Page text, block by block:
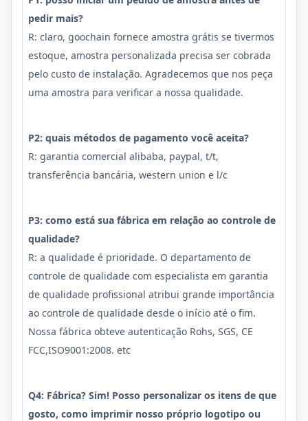
pedir mais?
R: claro, goochain fornece amostra grátis se tivermos
estoque, amostra personalizada precisa ser cobrada
pelo custo de instalação. Agradecemos que nos peça
uma amostra para verificar a nossa qualidade.
P2: quais métodos de pagamento você aceita?
R: garantia comercial alibaba, paypal, t/t,
transferência bancária, western union e l/c
P3: como está sua fábrica em relação ao controle de
qualidade?
R: a qualidade é prioridade. O departamento de
controle de qualidade com especialista em garantia
de qualidade profissional atribui grande importância
ao controle de qualidade desde o início até o fim.
Nossa fábrica obteve autenticação Rohs, SGS, CE
FCC,ISO9001:2008. etc
Q4: Fábrica? Sim! Posso personalizar os itens de que
gosto, como imprimir nosso próprio logotipo ou